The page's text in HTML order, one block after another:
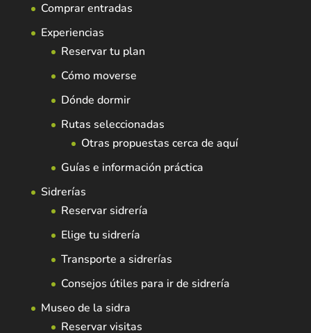
Comprar entradas
Experiencias
Reservar tu plan
Cómo moverse
Dónde dormir
Rutas seleccionadas
Otras propuestas cerca de aquí
Guías e información práctica
Sidrerías
Reservar sidrería
Elige tu sidrería
Transporte a sidrerías
Consejos útiles para ir de sidrería
Museo de la sidra
Reservar visitas